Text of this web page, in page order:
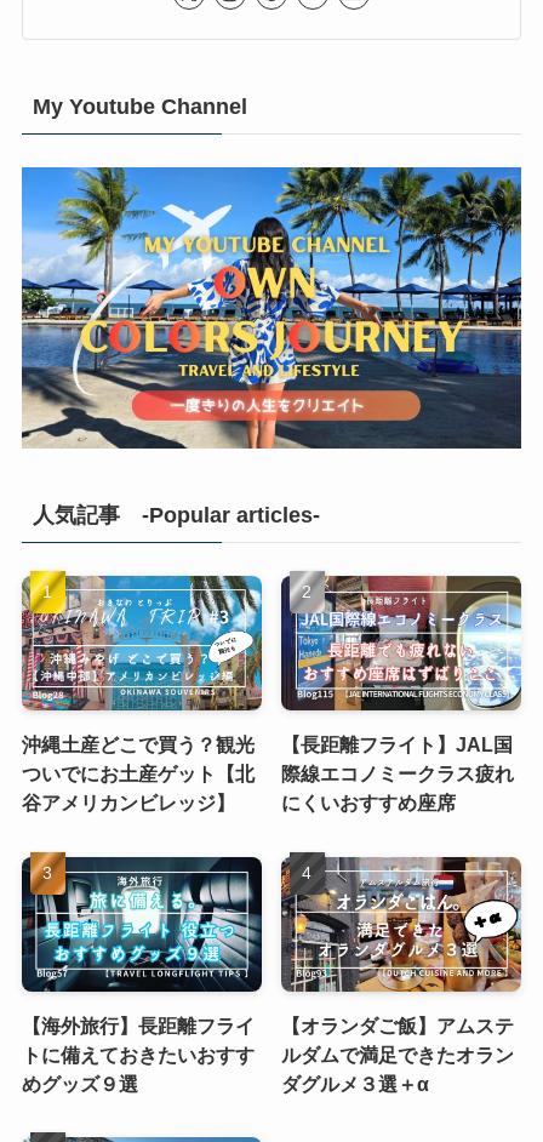
My Youtube Channel
人気記事 -Popular articles-
沖縄土産どこで買う？観光
ついでにお土産ゲット【北
谷アメリカンビレッジ】
【長距離フライト】JAL国
際線エコノミークラス疲れ
にくいおすすめ座席
【海外旅行】長距離フライ
トに備えておきたいおすす
めグッズ９選
【オランダご飯】アムステ
ルダムで満足できたオラン
ダグルメ３選＋α